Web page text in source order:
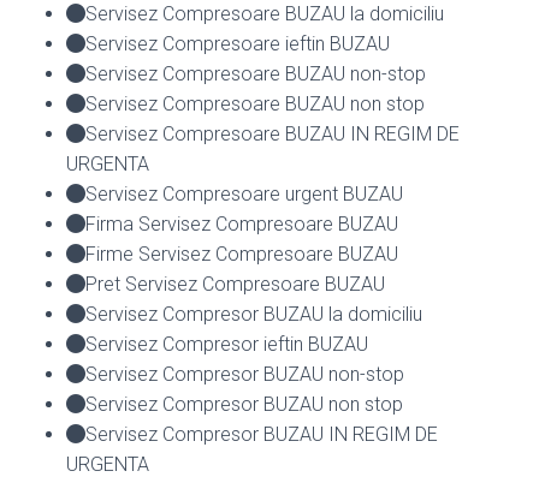
Servisez Compresoare BUZAU la domiciliu
Servisez Compresoare ieftin BUZAU
Servisez Compresoare BUZAU non-stop
Servisez Compresoare BUZAU non stop
Servisez Compresoare BUZAU IN REGIM DE
URGENTA
Servisez Compresoare urgent BUZAU
Firma Servisez Compresoare BUZAU
Firme Servisez Compresoare BUZAU
Pret Servisez Compresoare BUZAU
Servisez Compresor BUZAU la domiciliu
Servisez Compresor ieftin BUZAU
Servisez Compresor BUZAU non-stop
Servisez Compresor BUZAU non stop
Servisez Compresor BUZAU IN REGIM DE
URGENTA